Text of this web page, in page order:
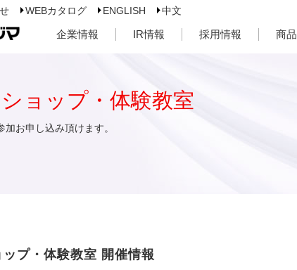
WEBカタログ ENGLISH 中文
企業情報 IR情報 採用情報 商
ョップ・体験教室
加お申し込み頂けます。
ップ・体験教室 開催情報